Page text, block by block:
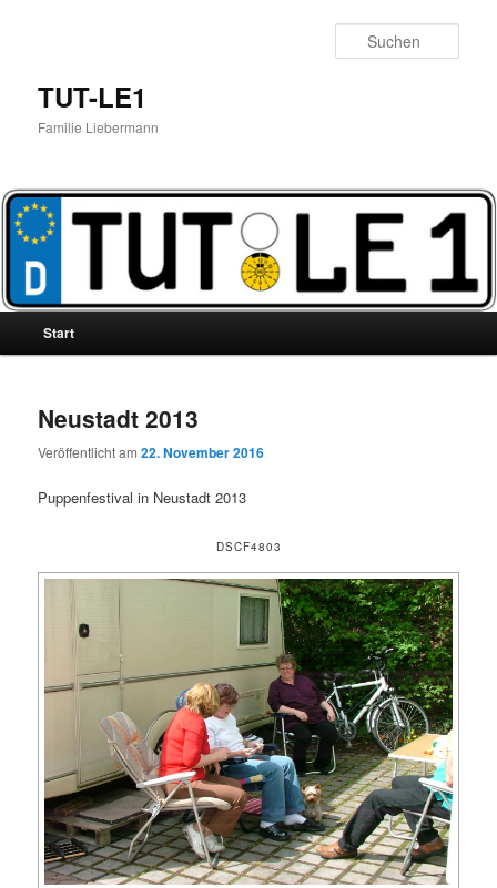
TUT-LE1
Familie Liebermann
Start
Neustadt 2013
Veröffentlicht am22. November 2016
Puppenfestival in Neustadt 2013
DSCF4803